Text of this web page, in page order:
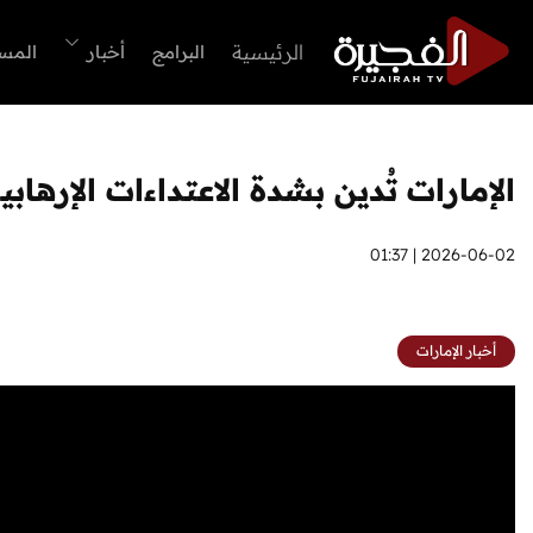
الرئيسية البرامج أخبار
الإمارات تُدين بشدة الاعتداءات
2026-06-02 | 01:37
أخبار الإمارات